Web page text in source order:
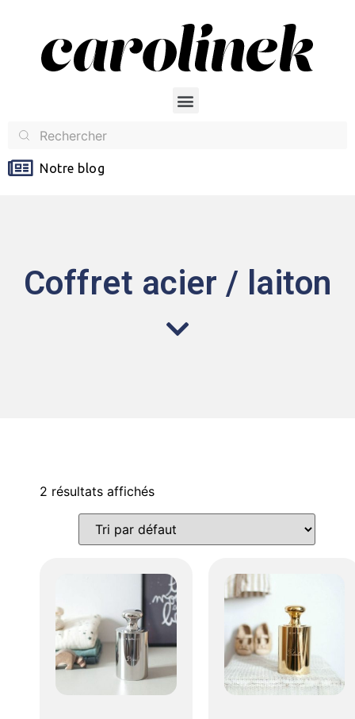
Notre blog
Coffret acier / laiton
2 résultats affichés